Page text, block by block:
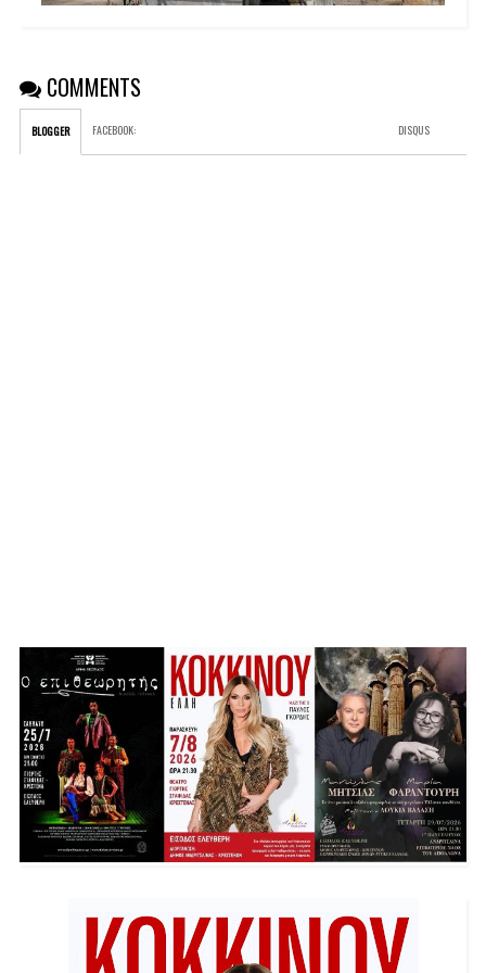
COMMENTS
BLOGGER FACEBOOK: DISQUS